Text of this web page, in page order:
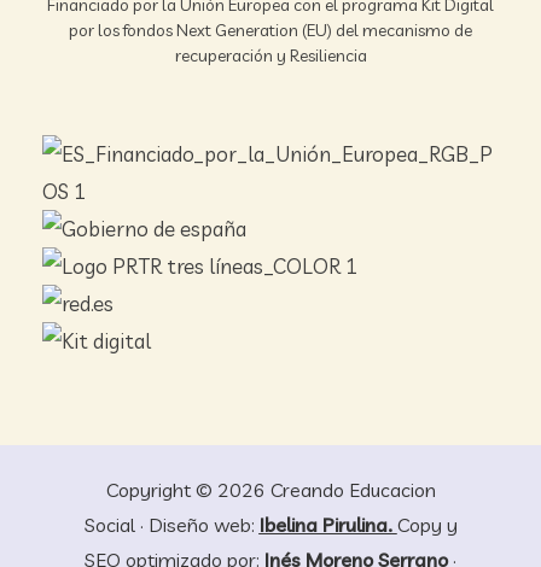
Financiado por la Unión Europea con el programa Kit Digital
por los fondos Next Generation (EU) del mecanismo de
recuperación y Resiliencia
Copyright © 2026 Creando Educacion
Social · Diseño web: Ibelina Pirulina. Copy y
SEO optimizado por: Inés Moreno Serrano·